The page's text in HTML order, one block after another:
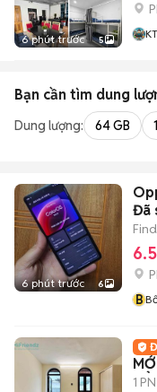
6 phút trước 5
Bạn cần tìm dung
Dung lượng: 64 GB
6 phút trước 6
Đã
B
SỔ
1 PN